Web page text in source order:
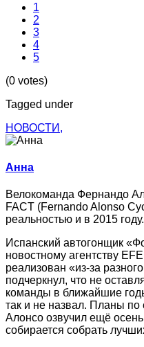
1
2
3
4
5
(0 votes)
Tagged under
НОВОСТИ,
Анна
Велокоманда Фернандо
FACT (Fernando Alonso
реальностью и в 2015 году.
Испанский автогонщик
новостному агентству
реализован «из-за
подчеркнул, что не
команды в ближайшие
так и не назвал. Планы
Алонсо озвучил ещё
собирается собрать